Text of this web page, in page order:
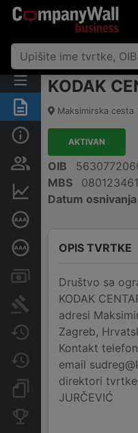
Sažetak
Osobe i vlasništvo
Dubinska bonitetna
Računi i blokade
Sudske objave
Javne nabavke
Promjene
Dokumenti i objave
KODAK
Maksimirska cesta
AKTIVAN
OIB
MBS
080123461
Datum osnivanja
OPIS TVRTKE
Društvo sa
KODAK
adresi
Zagreb,
Kontakt
email
direktori tvrtke
JURČEVIĆ